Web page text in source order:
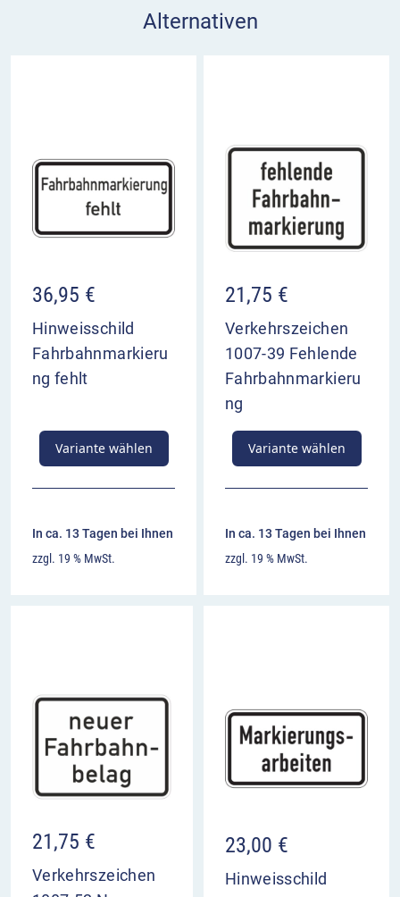
Alternativen
36,95 €
Hinweisschild
Fahrbahnmarkieru
ng fehlt
Variante wählen
In ca. 13 Tagen bei Ihnen
zzgl. 19 % MwSt.
21,75 €
Verkehrszeichen
1007-39 Fehlende
Fahrbahnmarkieru
ng
Variante wählen
In ca. 13 Tagen bei Ihnen
zzgl. 19 % MwSt.
21,75 €
Verkehrszeichen
23,00 €
Hinweisschild